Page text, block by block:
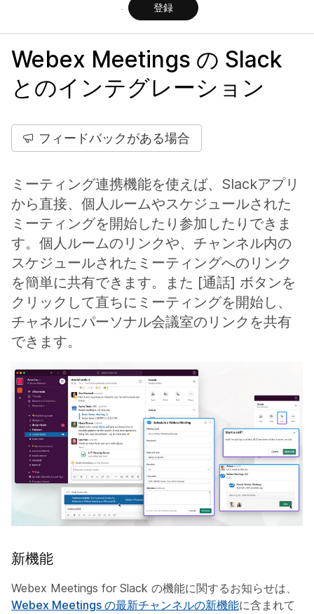
登録
Webex Meetings の Slack
とのインテグレーション
フィードバックがある場合
ミーティング連携機能を使えば、Slackアプリ
から直接、個人ルームやスケジュールされた
ミーティングを開始したり参加したりできま
す。個人ルームのリンクや、チャンネル内の
スケジュールされたミーティングへのリンク
を簡単に共有できます。また [通話] ボタンを
クリックして直ちにミーティングを開始し、
チャネルにパーソナル会議室のリンクを共有
できます。
新機能
Webex Meetings for Slack の機能に関するお知らせは、
Webex Meetings の最新チャンネルの新機能に含まれて